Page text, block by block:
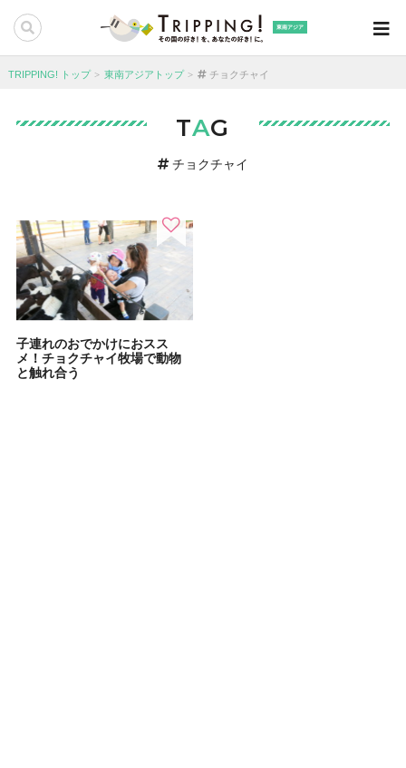
東南アジア
TRIPPING! トップ 東南アジアトップ チョクチャイ
TAG
チョクチャイ
子連れのおでかけにおスス
メ！チョクチャイ牧場で動物
と触れ合う